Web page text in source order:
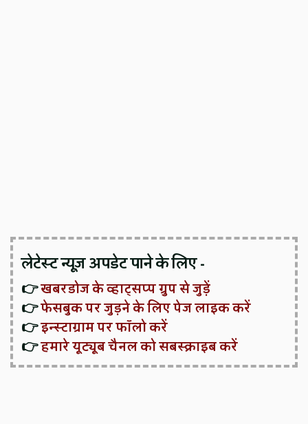
लेटेस्ट न्यूज़ अपडेट पाने के लिए -
👉खबरडोज के व्हाट्सप्प ग्रुप से जुड़ें
👉फेसबुक पर जुड़ने के लिए पेज लाइक करें
👉इन्स्टाग्राम पर फॉलो करें
👉हमारे यूट्यूब चैनल को सबस्क्राइब करें